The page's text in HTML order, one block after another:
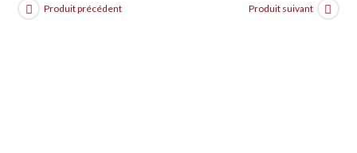
Produit précédent Produit suivant